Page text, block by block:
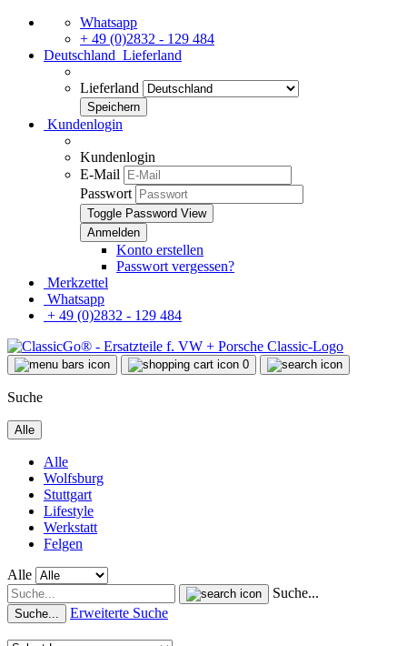
Whatsapp
+ 49 (0)2832 - 129 484
Deutschland Lieferland
Lieferland
Kundenlogin
Kundenlogin
E-Mail
Passwort
Toggle Password View
Konto erstellen
Passwort vergessen?
Merkzettel
Whatsapp
+ 49 (0)2832 - 129 484
0
Suche
Alle
Alle
Wolfsburg
Stuttgart
Lifestyle
Werkstatt
Felgen
Alle
Suche...
Suche... Erweiterte Suche